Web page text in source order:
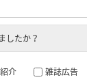
したか？
介
雑誌広告